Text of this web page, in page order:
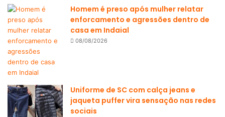
Homem é preso após mulher relatar
enforcamento e agressões dentro de
casa em Indaial
08/08/2026
Uniforme de SC com calça jeans e
jaqueta puffer vira sensação nas redes
sociais